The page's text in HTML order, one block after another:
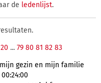
de ledenlijst.
20 ... 79 80 81 82 83
gezin en mijn familie